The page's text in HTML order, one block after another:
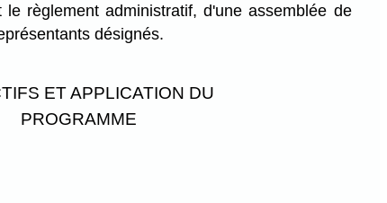
règlement administratif, d'une assemblée de
désignés.
ET APPLICATION DU
PROGRAMME